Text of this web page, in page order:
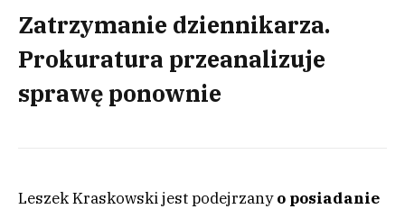
Zatrzymanie dziennikarza.
Prokuratura przeanalizuje
sprawę ponownie
Leszek Kraskowski jest podejrzanyo posiadanie